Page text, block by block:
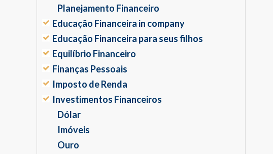
Planejamento Financeiro
Educação Financeira in company
Educação Financeira para seus filhos
Equilíbrio Financeiro
Finanças Pessoais
Imposto de Renda
Investimentos Financeiros
Dólar
Imóveis
Ouro